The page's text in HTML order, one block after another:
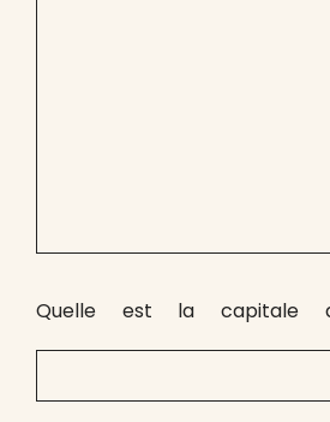
Quelle est la capitale